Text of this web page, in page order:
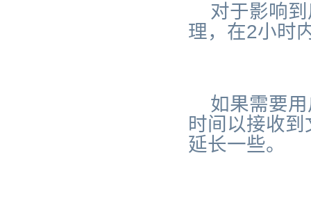
对于影响
理，在2小时
如果需要
时间以接收
延长一些。